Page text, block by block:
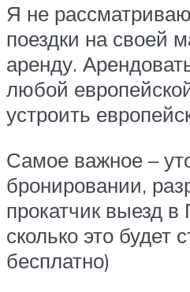
Я не
поездки на своей
аренду.
любой
устроить
Самое важное –
бронировании,
прокатчик выезд в
сколько это будет
бесплатно)